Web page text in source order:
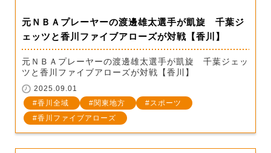
元ＮＢＡプレーヤーの渡邊雄太選手が凱旋 千葉ジ
ェッツと香川ファイブアローズが対戦【香川】
元ＮＢＡプレーヤーの渡邊雄太選手が凱旋 千葉ジェッ
ツと香川ファイブアローズが対戦【香川】
2025.09.01
香川全域
関東地方
スポーツ
香川ファイブアローズ